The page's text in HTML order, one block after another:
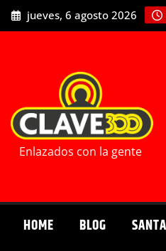
Saltar
al
jueves, 6 agosto 2026
Enlazados con la gente
HOME BLOG